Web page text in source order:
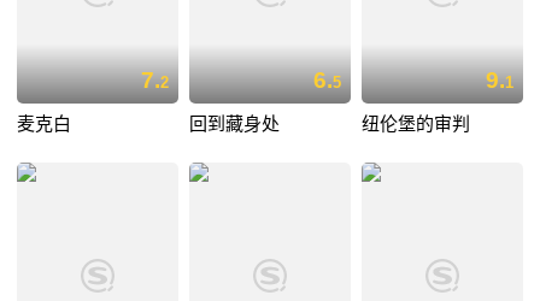
7.2
麦克白
6.5
回到藏身处
9.1
纽伦堡的审判